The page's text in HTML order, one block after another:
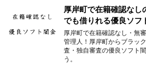
厚岸町で在籍確認なし
でも借りれる優良ソフ
厚岸町で在籍確認なし・無
管理人！厚岸町からブラッ
査・独自審査の優良ソフト
う。